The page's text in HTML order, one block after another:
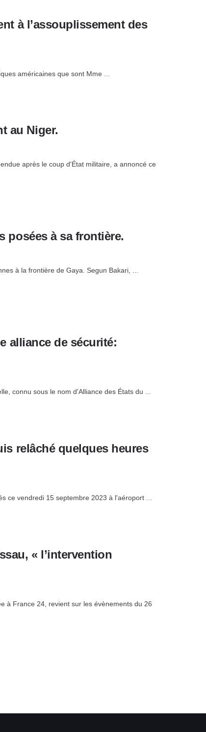
à l’assouplissement des
américaines que sont Mme ...
au Niger.
après le coup d'État militaire, a annoncé ce
posées à sa frontière.
à la frontière de Gaya. Segun Bakari, ...
alliance de sécurité:
connu sous le nom d'Alliance des États du ...
relâché quelques heures
ce vendredi 15 septembre 2023 à l'aéroport ...
« l’intervention
à France 24, revient sur les évènements du 26